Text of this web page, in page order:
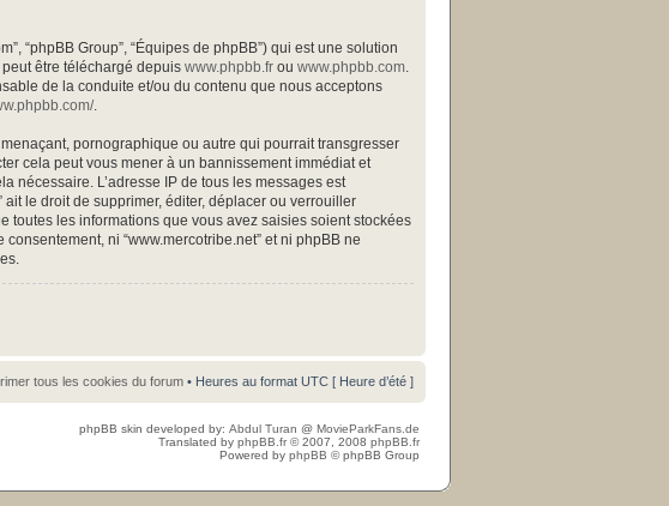
“phpBB Group”, “Équipes de phpBB”) qui est une solution
peut être téléchargé depuis www.phpbb.fr ou www.phpbb.com.
de la conduite et/ou du contenu que nous acceptons
.
pornographique ou autre qui pourrait transgresser
cela peut vous mener à un bannissement immédiat et
nécessaire. L’adresse IP de tous les messages est
le droit de supprimer, éditer, déplacer ou verrouiller
toutes les informations que vous avez saisies soient stockées
ni “www.mercotribe.net” et ni phpBB ne
tous les cookies du forum • Heures au format UTC [ Heure d’été ]
phpBB skin developed by: Abdul Turan @ MovieParkFans.de
Translated by phpBB.fr © 2007, 2008 phpBB.fr
Powered by phpBB © phpBB Group